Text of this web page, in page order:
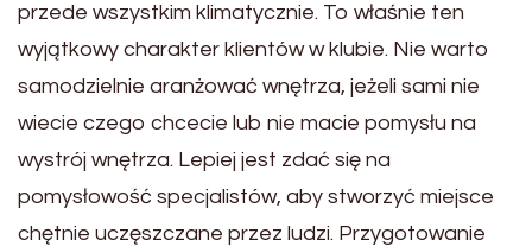
przede wszystkim klimatycznie. To właśnie ten
wyjątkowy charakter klientów w klubie. Nie warto
samodzielnie aranżować wnętrza, jeżeli sami nie
wiecie czego chcecie lub nie macie pomysłu na
wystrój wnętrza. Lepiej jest zdać się na
pomysłowość specjalistów, aby stworzyć miejsce
chętnie uczęszczane przez ludzi. Przygotowanie